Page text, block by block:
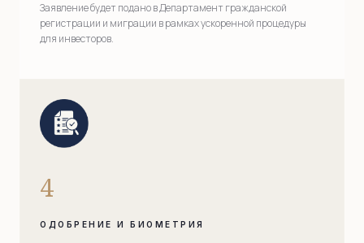
Заявление будет подано в Департамент гражданской
регистрации и миграции в рамках ускоренной процедуры
для инвесторов.
4
ОДОБРЕНИЕ И БИОМЕТРИЯ